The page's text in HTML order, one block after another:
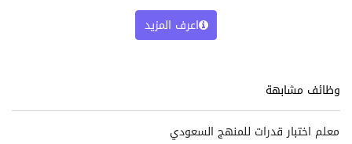
اعرف المزيد
وظائف مشابهة
معلم اختبار قدرات للمنهج السعودي